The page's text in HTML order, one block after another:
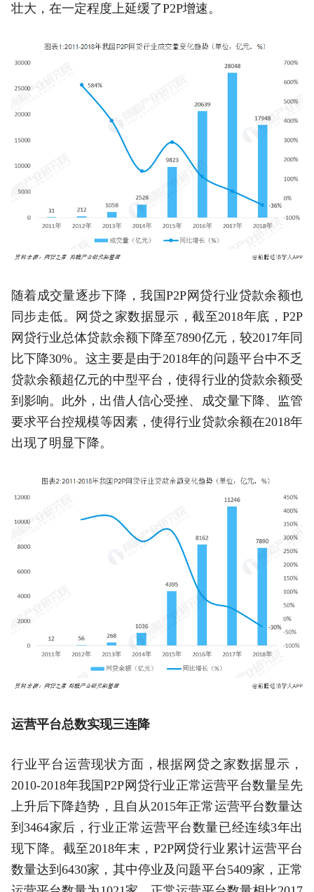
壮大，在一定程度上延缓了P2P增速。
随着成交量逐步下降，我国P2P网贷行业贷款余额也
同步走低。网贷之家数据显示，截至2018年底，P2P
网贷行业总体贷款余额下降至7890亿元，较2017年同
比下降30%。这主要是由于2018年的问题平台中不乏
贷款余额超亿元的中型平台，使得行业的贷款余额受
到影响。此外，出借人信心受挫、成交量下降、监管
要求平台控规模等因素，使得行业贷款余额在2018年
出现了明显下降。
运营平台总数实现三连降
行业平台运营现状方面，根据网贷之家数据显示，
2010-2018年我国P2P网贷行业正常运营平台数量呈先
上升后下降趋势，且自从2015年正常运营平台数量达
到3464家后，行业正常运营平台数量已经连续3年出
现下降。截至2018年末，P2P网贷行业累计运营平台
数量达到6430家，其中停业及问题平台5409家，正常